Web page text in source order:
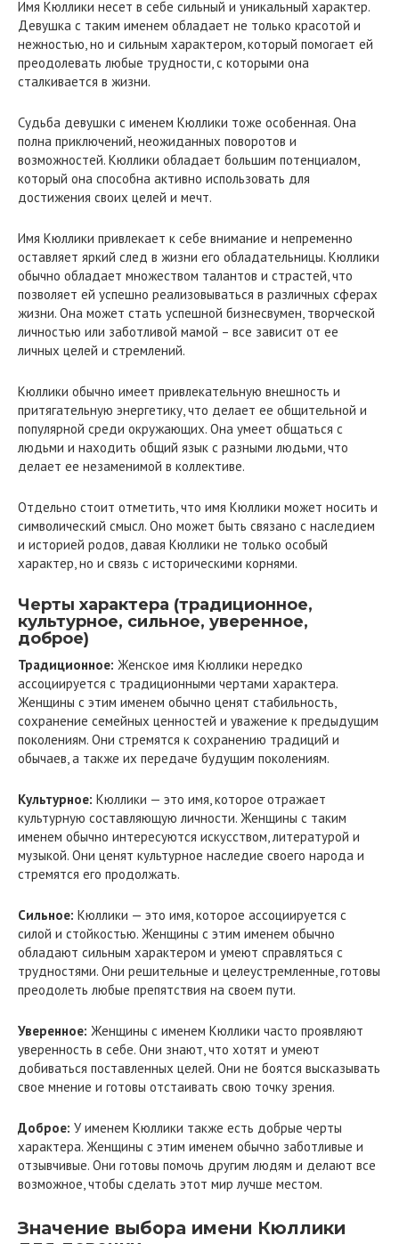
Имя Кюллики несет в себе сильный и уникальный характер.
Девушка с таким именем обладает не только красотой и
нежностью, но и сильным характером, который помогает ей
преодолевать любые трудности, с которыми она
сталкивается в жизни.
Судьба девушки с именем Кюллики тоже особенная. Она
полна приключений, неожиданных поворотов и
возможностей. Кюллики обладает большим потенциалом,
который она способна активно использовать для
достижения своих целей и мечт.
Имя Кюллики привлекает к себе внимание и непременно
оставляет яркий след в жизни его обладательницы. Кюллики
обычно обладает множеством талантов и страстей, что
позволяет ей успешно реализовываться в различных сферах
жизни. Она может стать успешной бизнесвумен, творческой
личностью или заботливой мамой – все зависит от ее
личных целей и стремлений.
Кюллики обычно имеет привлекательную внешность и
притягательную энергетику, что делает ее общительной и
популярной среди окружающих. Она умеет общаться с
людьми и находить общий язык с разными людьми, что
делает ее незаменимой в коллективе.
Отдельно стоит отметить, что имя Кюллики может носить и
символический смысл. Оно может быть связано с наследием
и историей родов, давая Кюллики не только особый
характер, но и связь с историческими корнями.
Черты характера (традиционное,
культурное, сильное, уверенное,
доброе)
Традиционное: Женское имя Кюллики нередко
ассоциируется с традиционными чертами характера.
Женщины с этим именем обычно ценят стабильность,
сохранение семейных ценностей и уважение к предыдущим
поколениям. Они стремятся к сохранению традиций и
обычаев, а также их передаче будущим поколениям.
Культурное: Кюллики — это имя, которое отражает
культурную составляющую личности. Женщины с таким
именем обычно интересуются искусством, литературой и
музыкой. Они ценят культурное наследие своего народа и
стремятся его продолжать.
Сильное: Кюллики — это имя, которое ассоциируется с
силой и стойкостью. Женщины с этим именем обычно
обладают сильным характером и умеют справляться с
трудностями. Они решительные и целеустремленные, готовы
преодолеть любые препятствия на своем пути.
Уверенное: Женщины с именем Кюллики часто проявляют
уверенность в себе. Они знают, что хотят и умеют
добиваться поставленных целей. Они не боятся высказывать
свое мнение и готовы отстаивать свою точку зрения.
Доброе: У именем Кюллики также есть добрые черты
характера. Женщины с этим именем обычно заботливые и
отзывчивые. Они готовы помочь другим людям и делают все
возможное, чтобы сделать этот мир лучше местом.
Значение выбора имени Кюллики